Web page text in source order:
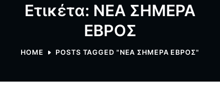
Ετικέτα: ΝΕΑ ΣΗΜΕΡΑ
ΕΒΡΟΣ
HOME POSTS TAGGED "ΝΕΑ ΣΗΜΕΡΑ ΕΒΡΟΣ"